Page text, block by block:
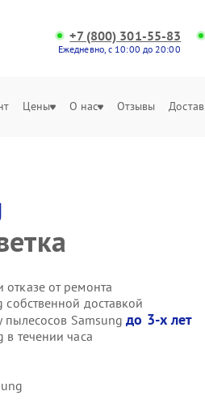
+7 (800) 301-55-83
Ежедневно, с 10:00 до 20:00
Цены О нас Отзывы
от ремонта
доставкой
пылесосов Samsungдо 3-х лет
течении часа